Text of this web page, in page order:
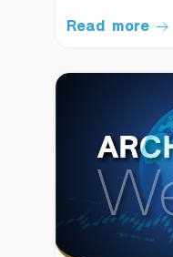
Read more